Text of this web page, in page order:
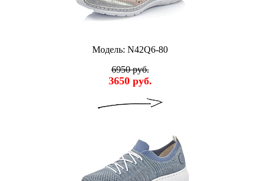
Модель: N42Q6-80
6950 руб.
3650 руб.